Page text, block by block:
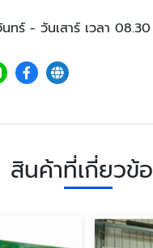
ทร์ - วันเสาร์ เวลา
สินค้าที่เกี่ยวข้